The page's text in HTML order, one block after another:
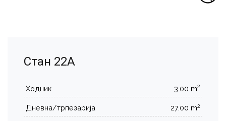
Стан 22А
Ходник 3.00 m2
Дневна/трпезарија 27.00 m2